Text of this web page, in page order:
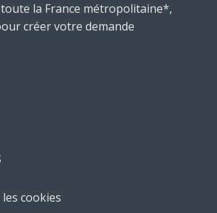
la France métropolitaine*,
créer votre demande
cookies